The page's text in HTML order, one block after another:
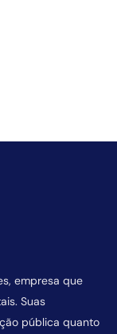
empresa que
Suas
pública quanto